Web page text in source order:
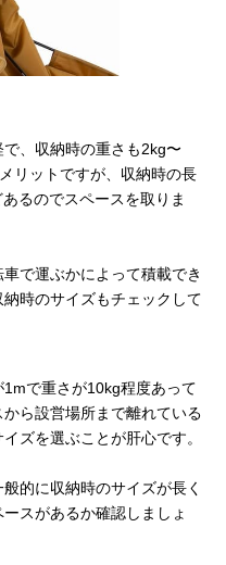
、収納時の重さも2kg〜
リットですが、収納時の長
るのでスペースを取りま
で運ぶかによって積載でき
時のサイズもチェックして
で重さが10kg程度あって
ら設営場所まで離れている
ズを選ぶことが肝心です。
的に収納時のサイズが長く
スがあるか確認しましょ